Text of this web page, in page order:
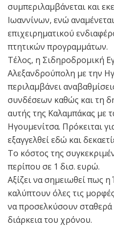
συμπεριλαμβάνεται και
Ιωαννίνων, ενώ
επιχειρηματικού
πτητικών προγραμμάτων.
Τέλος, η Σιδηροδρομική
Αλεξανδρούπολη με την
περιλαμβάνει
συνδέσεων καθώς και τη
αυτής της Καλαμπάκας με
Ηγουμενίτσα. Πρόκειται
εξαγγελθεί εδώ και
Το κόστος της
περίπου σε 1 δισ. ευρώ.
Αξίζει να σημειωθεί πως
καλύπτουν όλες τις
να προσελκύσουν σταθερά
διάρκεια του χρόνου.